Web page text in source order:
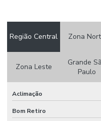
Etiquetas Adesivas 105 X
Etiquetas Adesivas Em
Etiquetas Adesivas Em Rolos
Etiquetas Adesivas Em Rolos
Etiquetas Adesivas Para Caixas
Etiquetas Adesivas Para
Região Central Zona
Zona Leste
Grande
Paulo
Aclimação
Bom Retiro